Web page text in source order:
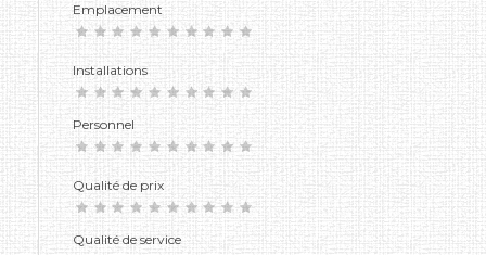
Emplacement
Installations
Personnel
Qualité de prix
Qualité de service